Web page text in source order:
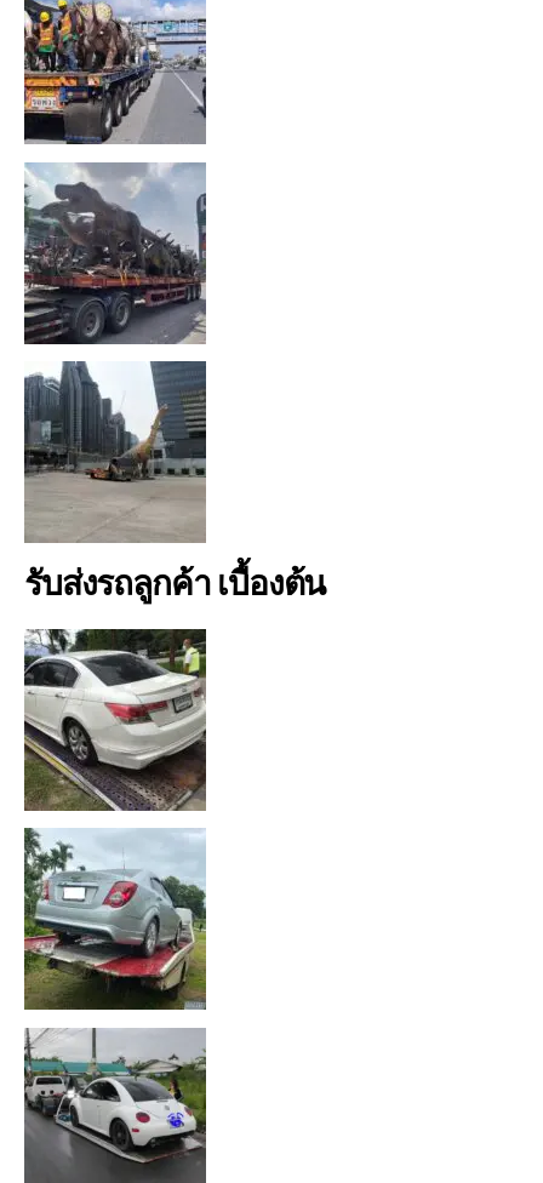
รับส่งรถลูกค้า เบื้องต้น